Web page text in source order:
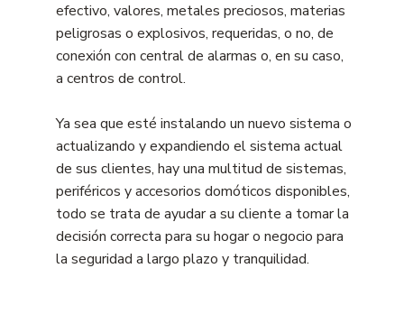
efectivo, valores, metales preciosos, materias
peligrosas o explosivos, requeridas, o no, de
conexión con central de alarmas o, en su caso,
a centros de control.
Ya sea que esté instalando un nuevo sistema o
actualizando y expandiendo el sistema actual
de sus clientes, hay una multitud de sistemas,
periféricos y accesorios domóticos disponibles,
todo se trata de ayudar a su cliente a tomar la
decisión correcta para su hogar o negocio para
la seguridad a largo plazo y tranquilidad.